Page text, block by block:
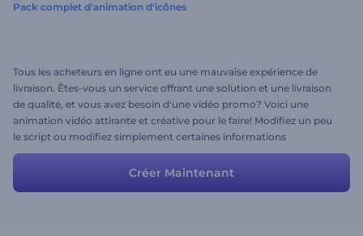
Pack complet d'animation d'icônes
Tous les acheteurs en ligne ont eu une mauvaise expérience de
livraison. Êtes-vous un service offrant une solution et une livraison
de qualité, et vous avez besoin d'une vidéo promo? Voici une
animation vidéo attirante et créative pour le faire! Modifiez un peu
le script ou modifiez simplement certaines informations
personnelles pour que votre vidéo promo professionnelle soit prête
Créer Maintenant